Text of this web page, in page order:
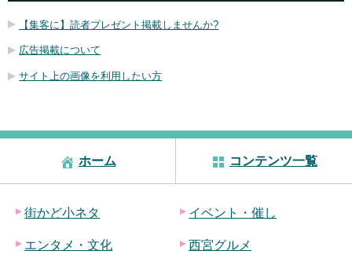
【集客に】読者プレゼント掲載しませんか?
広告掲載について
サイト上の画像を利用したい方
ホーム コンテンツ一覧
街かど小ネタ イベント・催し
エンタメ・文化 西宮グルメ